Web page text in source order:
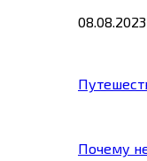
08.08.2023
Почему